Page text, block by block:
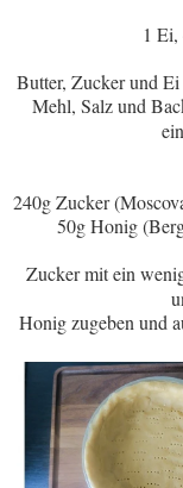
1
Butter, Zucker und Ei
Mehl, Salz und
240g Zucker
50g Honig
Zucker mit ein
Honig zugeben und